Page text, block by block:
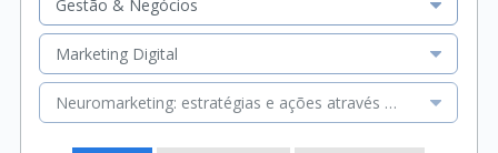
Gestão & Negócios
Marketing Digital
Neuromarketing: estratégias e ações através do estudo da